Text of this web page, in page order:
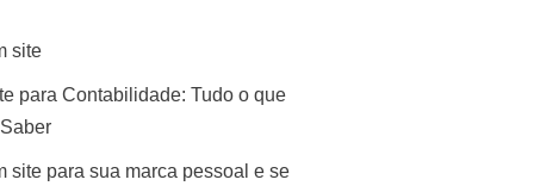
site
para Contabilidade: Tudo o que
site para sua marca pessoal e se